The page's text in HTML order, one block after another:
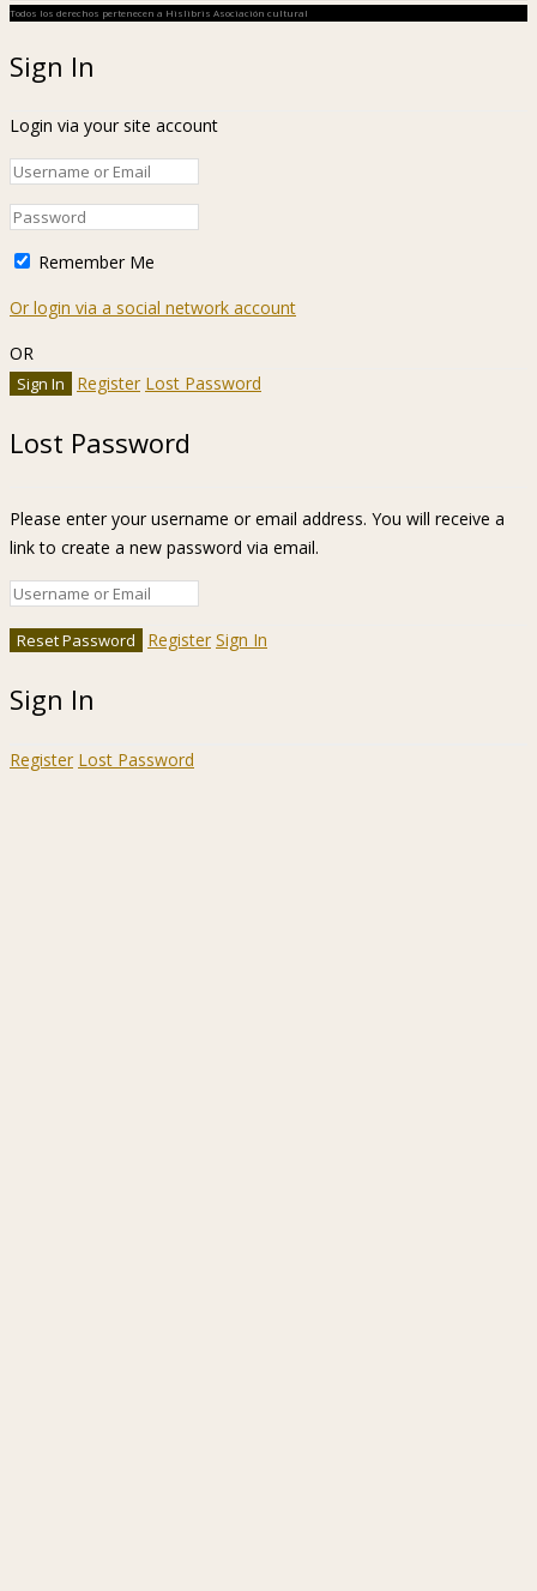
Todos los derechos pertenecen a Hislibris Asociación cultural
Sign In
Login via your site account
Remember Me
Or login via a social network account
OR
Register Lost Password
Lost Password
Please enter your username or email address. You will receive a
link to create a new password via email.
Register Sign In
Sign In
Register Lost Password